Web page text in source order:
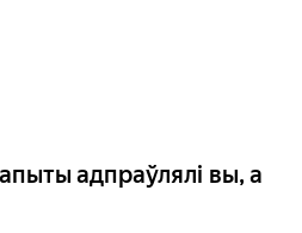
адпраўлялі вы, а